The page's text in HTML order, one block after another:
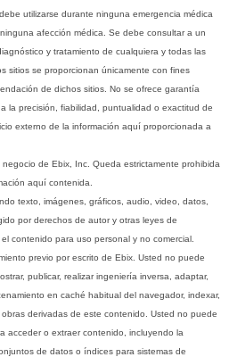
utilizarse durante ninguna emergencia médica
afección médica. Se debe consultar a un
y tratamiento de cualquiera y todas las
sitios se proporcionan únicamente con fines
de dichos sitios. No se ofrece garantía
la precisión, fiabilidad, puntualidad o exactitud de
externo de la información aquí proporcionada a
de Ebix, Inc. Queda estrictamente prohibida
aquí contenida.
texto, imágenes, gráficos, audio, video, datos,
por derechos de autor y otras leyes de
contenido para uso personal y no comercial.
previo por escrito de Ebix. Usted no puede
publicar, realizar ingeniería inversa, adaptar,
en caché habitual del navegador, indexar,
derivadas de este contenido. Usted no puede
acceder o extraer contenido, incluyendo la
de datos o índices para sistemas de